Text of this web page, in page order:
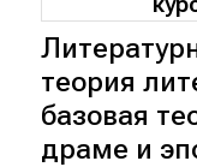
теория
базовая
драме и